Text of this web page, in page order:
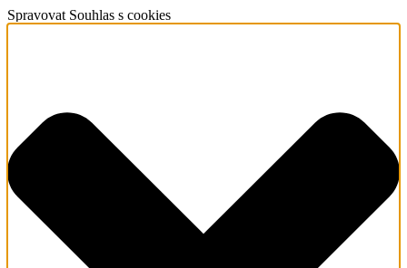
Spravovat Souhlas s cookies